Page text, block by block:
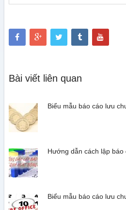
Bài viết liên quan
Biểu mẫu báo cáo lưu
Hướng dẫn cách lập báo
Biểu mẫu báo cáo lưu